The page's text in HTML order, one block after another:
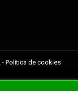
- Política de cookies